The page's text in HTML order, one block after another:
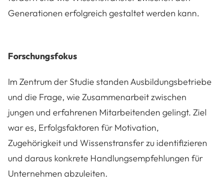
Generationen erfolgreich gestaltet werden kann.
Forschungsfokus
Im Zentrum der Studie standen Ausbildungsbetriebe
und die Frage, wie Zusammenarbeit zwischen
jungen und erfahrenen Mitarbeitenden gelingt. Ziel
war es, Erfolgsfaktoren für Motivation,
Zugehörigkeit und Wissenstransfer zu identifizieren
und daraus konkrete Handlungsempfehlungen für
Unternehmen abzuleiten.